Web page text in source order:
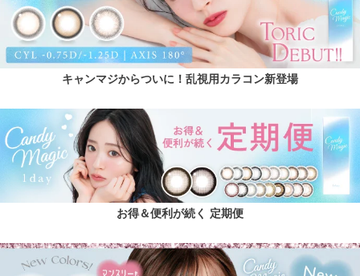
キャンマジからついに！乱視用カラコン新登場
お得＆便利が続く 定期便